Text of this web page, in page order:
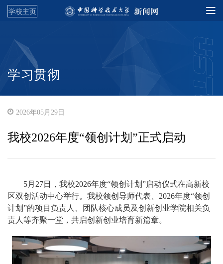
学校主页
学习贯彻
2026年05月29日
我校2026年度“领创计划”正式启动
5月27日，我校2026年度“领创计划”启动仪式在高新校
区双创活动中心举行。我校领创导师代表、2026年度“领创
计划”的项目负责人、团队核心成员及创新创业学院相关负
责人等齐聚一堂，共启创新创业培育新篇章。